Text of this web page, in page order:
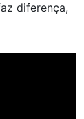
diferença,